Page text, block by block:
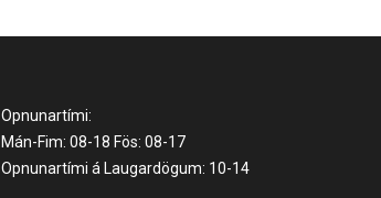
Opnunartími:
Mán-Fim: 08-18 Fös: 08-17
Opnunartími á Laugardögum: 10-14